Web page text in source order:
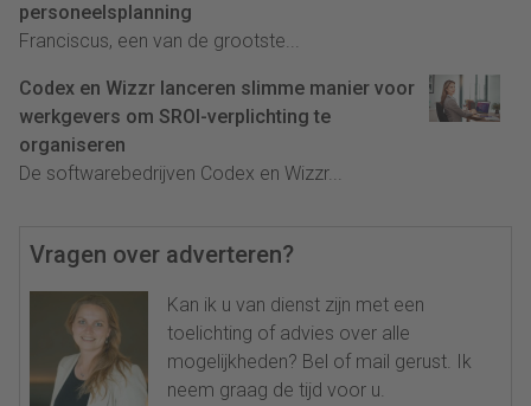
personeelsplanning
Franciscus, een van de grootste...
Codex en Wizzr lanceren slimme manier voor
werkgevers om SROI-verplichting te
organiseren
De softwarebedrijven Codex en Wizzr...
Vragen over adverteren?
Kan ik u van dienst zijn met een
toelichting of advies over alle
mogelijkheden? Bel of mail gerust. Ik
neem graag de tijd voor u.